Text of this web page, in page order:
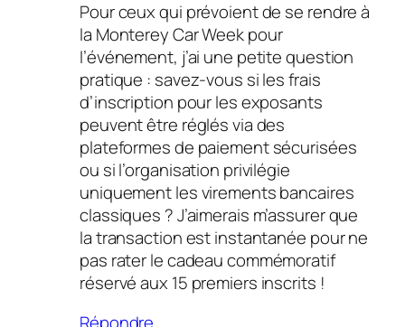
Pour ceux qui prévoient de se rendre à
la Monterey Car Week pour
l’événement, j’ai une petite question
pratique : savez-vous si les frais
d’inscription pour les exposants
peuvent être réglés via des
plateformes de paiement sécurisées
ou si l’organisation privilégie
uniquement les virements bancaires
classiques ? J’aimerais m’assurer que
la transaction est instantanée pour ne
pas rater le cadeau commémoratif
réservé aux 15 premiers inscrits !
Répondre